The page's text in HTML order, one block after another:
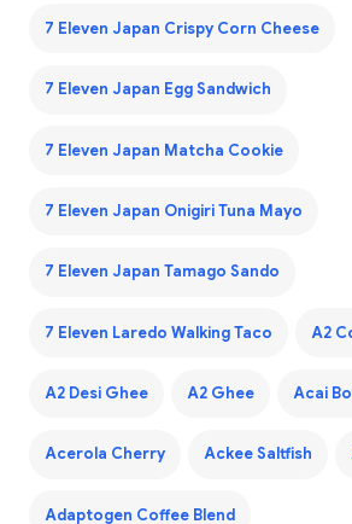
7 Eleven Japan Crispy Corn Cheese
7 Eleven Japan Egg Sandwich
7 Eleven Japan Matcha Cookie
7 Eleven Japan Onigiri Tuna Mayo
7 Eleven Japan Tamago Sando
7 Eleven Laredo Walking Taco A2
A2 Desi Ghee A2 Ghee Acai
Acerola Cherry Ackee Saltfish
Adaptogen Coffee Blend